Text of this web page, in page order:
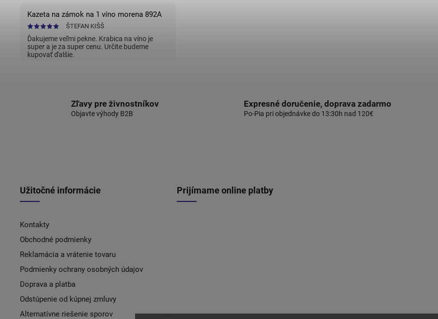
Kazeta na zámok na 1 víno morena 892A
ŠTEFAN KIŠŠ
Ďakujeme veľmi pekne. Krabica na víno je
super a je za super cenu. Určite budeme
kupovať ďalšie.
Zľavy pre živnostníkov
Objavte výhody B2B
Expresné doručenie, doprava zadarmo
Po-Pia pri objednávke do 13:30h nad 120€
Užitočné informácie
Kontakty
Obchodné podmienky
Reklamácia a vrátenie tovaru
Podmienky ochrany osobných údajov
Doprava a platba
Odstúpenie od kúpnej zmluvy
Alternatívne riešenie sporov
Prijímame online platby